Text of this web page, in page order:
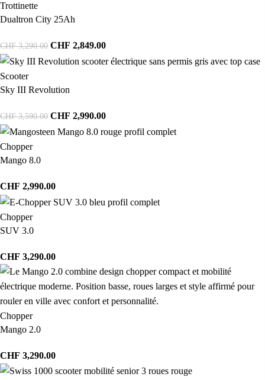
Trottinette
Dualtron City 25Ah
CHF3,290.00 CHF 2,849.00
Scooter
Sky III Revolution
CHF3,590.00 CHF 2,990.00
Chopper
Mango 8.0
CHF 2,990.00
Chopper
SUV 3.0
CHF 3,290.00
Chopper
Mango 2.0
CHF 3,290.00